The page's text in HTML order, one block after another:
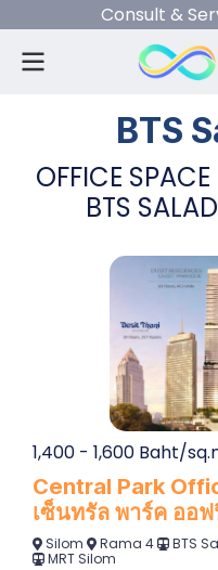
Consult &
BTS
OFFICE
BTS
1,400 - 1,600 Baht/
Central Park
เซ็นทรัล พาร์ค ออ
Silom Rama 4
BTS
MRT Silom